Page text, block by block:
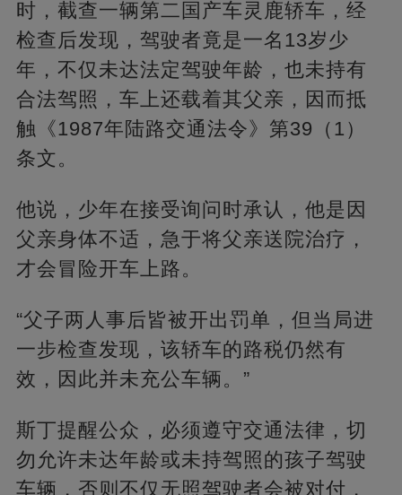
时，截查一辆第二国产车灵鹿轿车，经
检查后发现，驾驶者竟是一名13岁少
年，不仅未达法定驾驶年龄，也未持有
合法驾照，车上还载着其父亲，因而抵
触《1987年陆路交通法令》第39（1）
条文。
他说，少年在接受询问时承认，他是因
父亲身体不适，急于将父亲送院治疗，
才会冒险开车上路。
“父子两人事后皆被开出罚单，但当局进
一步检查发现，该轿车的路税仍然有
效，因此并未充公车辆。”
斯丁提醒公众，必须遵守交通法律，切
勿允许未达年龄或未持驾照的孩子驾驶
车辆，否则不仅无照驾驶者会被对付，